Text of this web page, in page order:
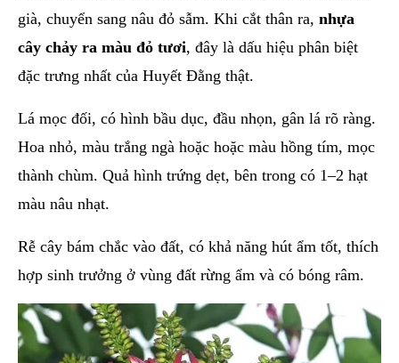
già, chuyển sang nâu đỏ sẫm. Khi cắt thân ra, nhựa
cây chảy ra màu đỏ tươi, đây là dấu hiệu phân biệt
đặc trưng nhất của Huyết Đằng thật.
Lá mọc đối, có hình bầu dục, đầu nhọn, gân lá rõ ràng.
Hoa nhỏ, màu trắng ngà hoặc hoặc màu hồng tím, mọc
thành chùm. Quả hình trứng dẹt, bên trong có 1–2 hạt
màu nâu nhạt.
Rễ cây bám chắc vào đất, có khả năng hút ẩm tốt, thích
hợp sinh trưởng ở vùng đất rừng ẩm và có bóng râm.